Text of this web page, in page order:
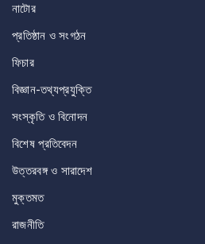
নাটোর
প্রতিষ্ঠান ও সংগঠন
ফিচার
বিজ্ঞান-তথ্যপ্রযুক্তি
সংস্কৃতি ও বিনোদন
বিশেষ প্রতিবেদন
উত্তরবঙ্গ ও সারাদেশ
মুক্তমত
রাজনীতি